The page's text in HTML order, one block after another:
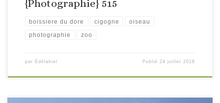
{Photographie} 515
boissiere du dore cigogne oiseau
photographie zoo
par Édélahiel Publié24 juillet 2018